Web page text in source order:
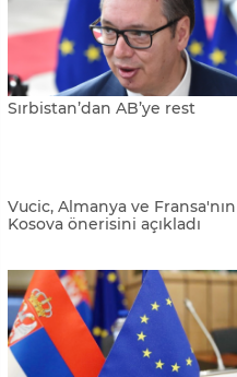
AB Komisyonu Başkanı von
der Leyen: "Bosna Hersek,
Avrupa'nın bir parçası"
anlaşma imzalandı
Avrupa'ya "göçmenleri
boğduruyorsunuz" suçlaması